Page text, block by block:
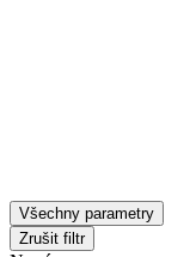
Všechny parametry
Zrušit filtr